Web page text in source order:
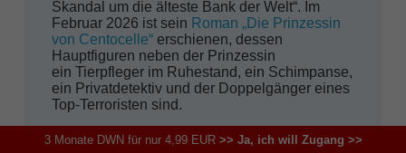
Skandal um die älteste Bank der Welt“. Im
Februar 2026 ist sein Roman „Die Prinzessin
von Centocelle“erschienen, dessen
Hauptfiguren neben der Prinzessin
ein Tierpfleger im Ruhestand, ein Schimpanse,
ein Privatdetektiv und der Doppelgänger eines
Top-Terroristen sind.
3 Monate DWN für nur 4,99 EUR>> Ja, ich will Zugang >>